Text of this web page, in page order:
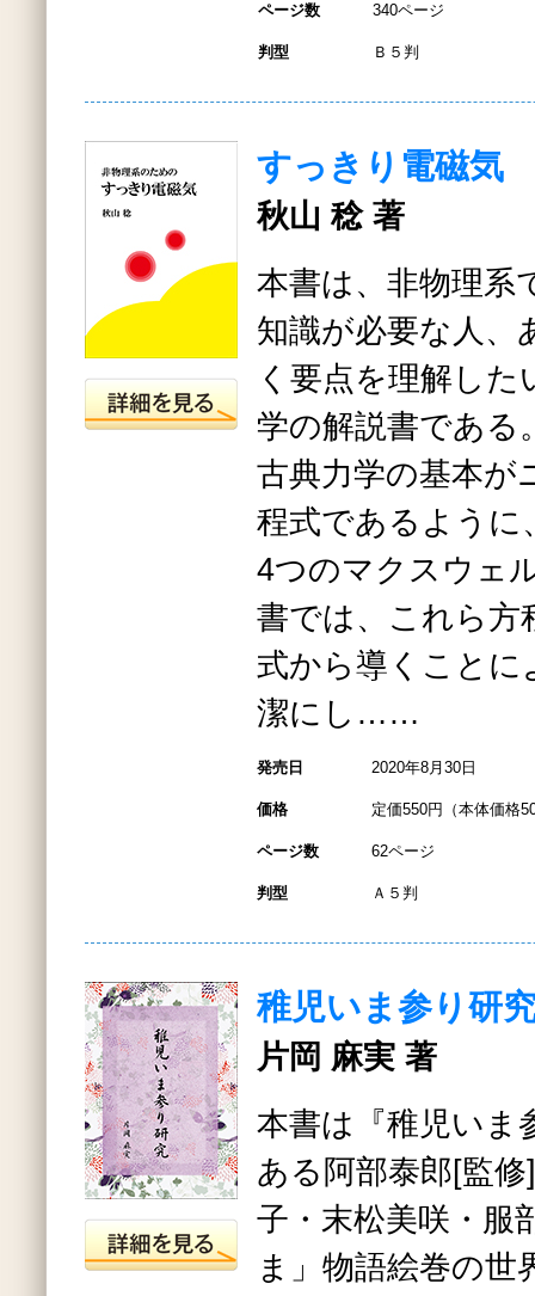
ページ数 340ページ
判型 Ｂ５判
すっきり電磁気
秋山 稔 著
本書は、非物理系
知識が必要な人、
く要点を理解し
学の解説書である
古典力学の基本が
程式であるように
4つのマクスウェ
書では、これら方
式から導くことに
潔にし……
発売日 2020年8月30日
価格 定価550円（本体価格
ページ数 62ページ
判型 Ａ５判
稚児いま参り研
片岡 麻実 著
本書は『稚児いま
ある阿部泰郎[監
子・末松美咲・服
ま」物語絵巻の世